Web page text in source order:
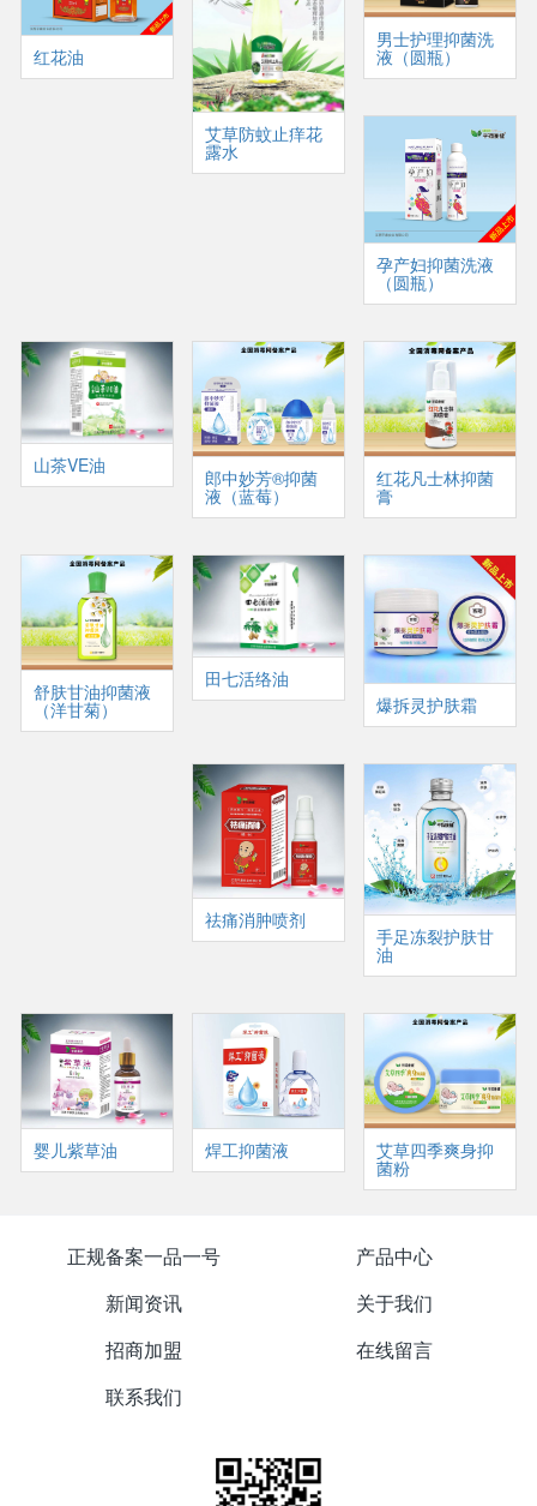
红花油
艾草防蚊止痒花
露水
男士护理抑菌洗
液（圆瓶）
孕产妇抑菌洗液
（圆瓶）
山茶VE油
郎中妙芳®抑菌
液（蓝莓）
红花凡士林抑菌
膏
舒肤甘油抑菌液
（洋甘菊）
田七活络油
爆拆灵护肤霜
祛痛消肿喷剂
手足冻裂护肤甘
油
婴儿紫草油 焊工抑菌液 艾草四季爽身抑
菌粉
正规备案一品一号
产品中心
新闻资讯
关于我们
招商加盟
在线留言
联系我们